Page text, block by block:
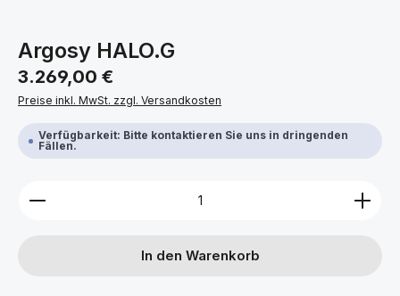
Argosy HALO.G
Regulärer Preis:
3.269,00 €
Preise inkl. MwSt. zzgl. Versandkosten
Verfügbarkeit: Bitte kontaktieren Sie uns in dringenden
Fällen.
Produkt Anzahl: Gib den gewünschten Wert ein
In den Warenkorb